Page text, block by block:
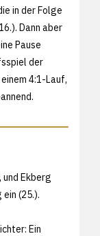
in der Folge
Dann aber
Pause
der
4:1-Lauf,
und Ekberg
(25.).
Ein